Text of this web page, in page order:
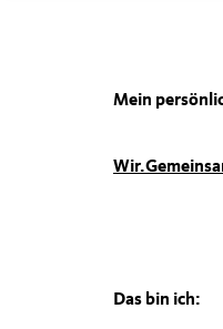
Mein
Das bin ich: